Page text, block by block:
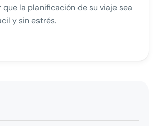
que la planificación de su viaje sea
y sin estrés.